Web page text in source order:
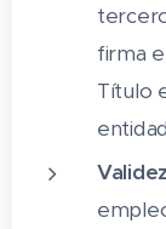
18. Efecto
19.
21.
22.
firma
Título